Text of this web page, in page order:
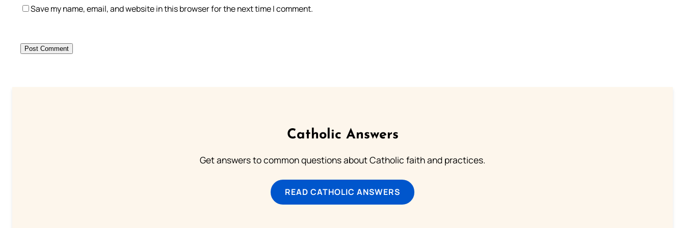
Save my name, email, and website in this browser for the next time I comment.
Catholic Answers
Get answers to common questions about Catholic faith and practices.
READ CATHOLIC ANSWERS